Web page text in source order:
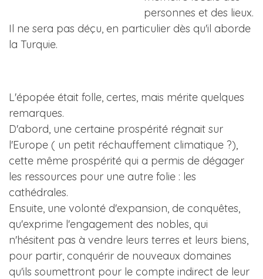
personnes et des lieux.
Il ne sera pas déçu, en particulier dès qu'il aborde
la Turquie.
L'épopée était folle, certes, mais mérite quelques
remarques.
D'abord, une certaine prospérité régnait sur
l'Europe ( un petit réchauffement climatique ?),
cette même prospérité qui a permis de dégager
les ressources pour une autre folie : les
cathédrales.
Ensuite, une volonté d'expansion, de conquêtes,
qu'exprime l'engagement des nobles, qui
n'hésitent pas à vendre leurs terres et leurs biens,
pour partir, conquérir de nouveaux domaines
qu'ils soumettront pour le compte indirect de leur